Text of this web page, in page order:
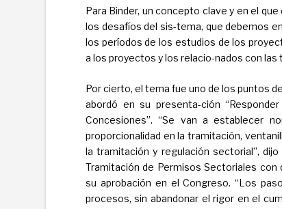
Para Binder, un concepto clave y en el
los desafíos del sis-tema, que debemos
los períodos de los estudios de los
a los proyectos y los relacio-nados con
Por cierto, el tema fue uno de los puntos
abordó en su presenta-ción
Concesiones”. “Se van a establecer
proporcionalidad en la tramitación,
la tramitación y regulación sectorial”,
Tramitación de Permisos Sectoriales
su aprobación en el Congreso. “Los
procesos, sin abandonar el rigor en el